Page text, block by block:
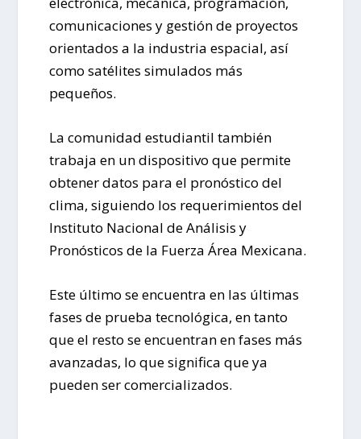
comunicaciones y gestión de proyectos
orientados a la industria espacial, así
como satélites simulados más
pequeños.
La comunidad estudiantil también
trabaja en un dispositivo que permite
obtener datos para el pronóstico del
clima, siguiendo los requerimientos del
Instituto Nacional de Análisis y
Pronósticos de la Fuerza Área Mexicana.
Este último se encuentra en las últimas
fases de prueba tecnológica, en tanto
que el resto se encuentran en fases más
avanzadas, lo que significa que ya
pueden ser comercializados.